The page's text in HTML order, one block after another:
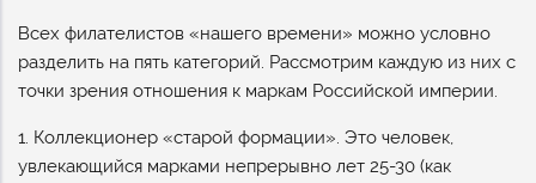
Всех филателистов «нашего времени» можно условно
разделить на пять категорий. Рассмотрим каждую из них с
точки зрения отношения к маркам Российской империи.
1. Коллекционер «старой формации». Это человек,
увлекающийся марками непрерывно лет 25-30 (как